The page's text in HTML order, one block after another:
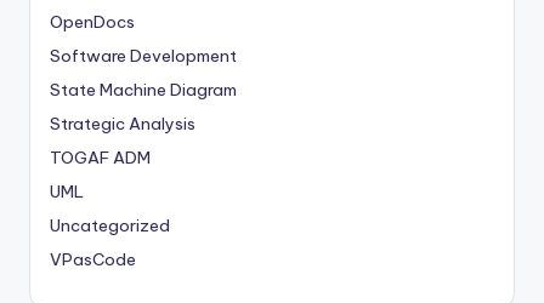
OpenDocs
Software Development
State Machine Diagram
Strategic Analysis
TOGAF ADM
UML
Uncategorized
VPasCode